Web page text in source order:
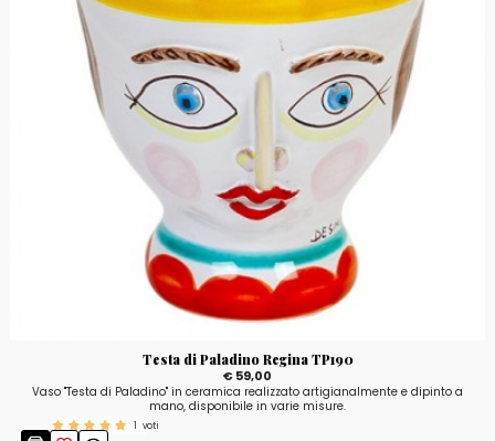
Testa di Paladino Regina TP190
€ 59,00
Vaso "Testa di Paladino" in ceramica realizzato artigianalmente e dipinto a
mano, disponibile in varie misure.
1 voti